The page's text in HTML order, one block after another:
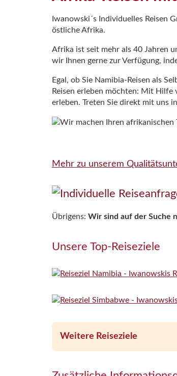
Iwanowski´s Individuelles Reisen
östliche Afrika.
Afrika ist seit mehr als 40 Jahren
wir Ihnen gerne zur Verfügung,
Egal, ob Sie Namibia-Reisen als
Reisen erleben möchten: Mit Hilfe
erleben. Treten Sie direkt mit uns
Mehr zu unserem
Übrigens: Wir sind auf der Suche
Unsere Top-Reiseziele
Weitere Reiseziele